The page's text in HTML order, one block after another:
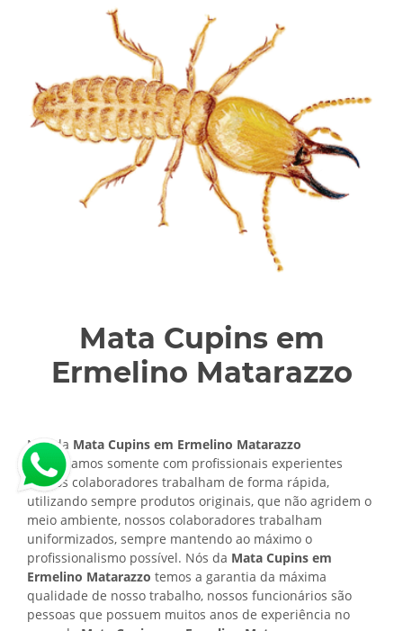
Mata Cupins em
Ermelino Matarazzo
Nós da Mata Cupins em Ermelino Matarazzo
trabalhamos somente com profissionais experientes
nossos colaboradores trabalham de forma rápida,
utilizando sempre produtos originais, que não agridem o
meio ambiente, nossos colaboradores trabalham
uniformizados, sempre mantendo ao máximo o
profissionalismo possível. Nós da Mata Cupins em
Ermelino Matarazzo temos a garantia da máxima
qualidade de nosso trabalho, nossos funcionários são
pessoas que possuem muitos anos de experiência no